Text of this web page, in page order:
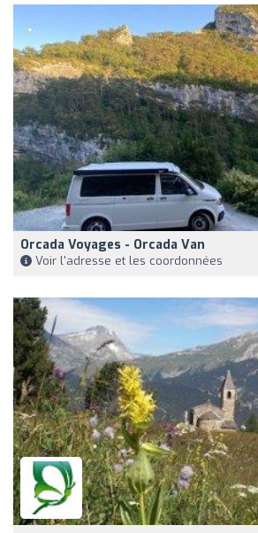
Orcada Voyages - Orcada Van
Voir l'adresse et les coordonnées